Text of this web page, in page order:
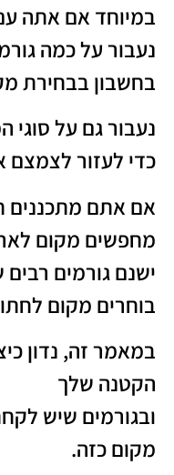
במיוחד אם אתה
נעבור על כמה
בחשבון בבחירת
נעבור גם על סוגי
כדי לעזור לצמצם
אם אתם מתכננים
מחפשים מקום
ישנם גורמים
בוחרים מקום
במאמר זה, נדון
הקטנה שלך
ובגורמים שיש
מקום כזה.